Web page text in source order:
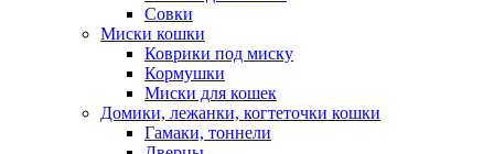
Совки
Миски кошки
Коврики под миску
Кормушки
Миски для кошек
Домики, лежанки, когтеточки кошки
Гамаки, тоннели